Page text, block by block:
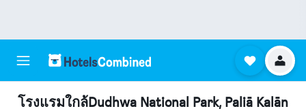
โรงแรมใกล้Dudhwa National Park, Paliā Kalān